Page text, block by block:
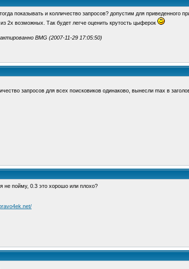
показывать и колличество запросов? допустим для приведенного
из 2х возможных. Так будет легче оценить крутость цыферок
BMG (2007-11-29 17:05:50)
запросов для всех поисковиков одинаково, вынесли max в
не пойму, 0.3 это хорошо или плохо?